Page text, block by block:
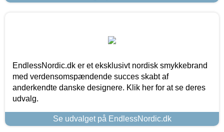
EndlessNordic.dk er et eksklusivt nordisk smykkebrand
med verdensomspændende succes skabt af
anderkendte danske designere. Klik her for at se deres
udvalg.
Se udvalget på EndlessNordic.dk